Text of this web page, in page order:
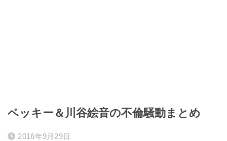
ベッキー＆川谷絵音の不倫騒動まとめ
2016年9月29日